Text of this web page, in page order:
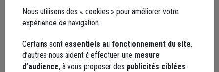
1 avis
5 / 5
Très bon produit, parfait pour des parterres modernes
Nous utilisons des « cookies » pour améliorer votre
expérience de navigation.
Certains sont essentiels au fonctionnement du site,
d’autres nous aident à effectuer une mesure
d’audience, à vous proposer des publicités ciblées